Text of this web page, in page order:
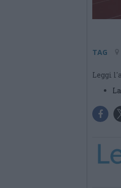
TAG
Leggi